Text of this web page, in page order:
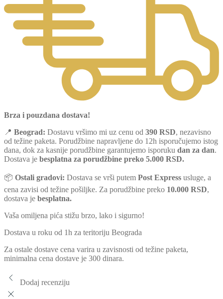
Brza i pouzdana dostava!
📍 Beograd: Dostavu vršimo mi uz cenu od 390 RSD, nezavisno
od težine paketa. Porudžbine napravljene do 12h isporučujemo istog
dana, dok za kasnije porudžbine garantujemo isporuku dan za dan.
Dostava je besplatna za porudžbine preko 5.000 RSD.
📦 Ostali gradovi: Dostava se vrši putem Post Express usluge, a
cena zavisi od težine pošiljke. Za porudžbine preko 10.000 RSD,
dostava je besplatna.
Vaša omiljena pića stižu brzo, lako i sigurno!
Dostava u roku od 1h za teritoriju Beograda
Za ostale dostave cena varira u zavisnosti od težine paketa,
minimalna cena dostave je 300 dinara.
Dodaj recenziju